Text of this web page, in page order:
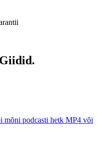
Giidid.
mõni podcasti hetk MP4 või